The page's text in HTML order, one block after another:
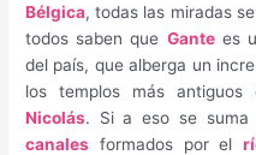
Bélgica, todas las miradas
todos saben que Gantees
del país, que alberga un
los templos más
Nicolás. Si a eso se suma
canales formados por el